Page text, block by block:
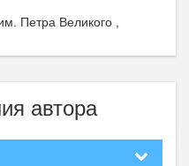
Петра Великого ,
автора